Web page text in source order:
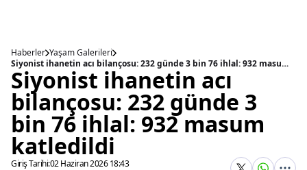
Haberler Yaşam Galerileri
Siyonist ihanetin acı bilançosu: 232 günde 3 bin 76 ihlal: 932 masum katledildi
Siyonist ihanetin acı
bilançosu: 232 günde 3
bin 76 ihlal: 932 masum
katledildi
Giriş Tarihi:02 Haziran 2026 18:43